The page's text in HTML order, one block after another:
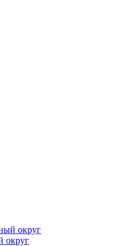
округ
округ